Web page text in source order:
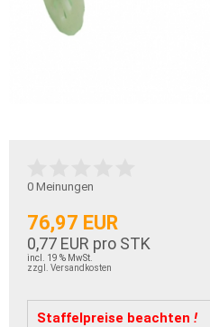
0 Meinungen
76,97 EUR
0,77 EUR pro STK
incl. 19 % MwSt.
zzgl. Versandkosten
Staffelpreise beachten !